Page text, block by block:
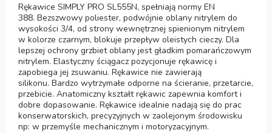
Rękawice SIMPLY PRO SL555N, spełniają normy EN
388. Bezszwowy poliester, podwójnie oblany nitrylem do
wysokości 3/4, od strony wewnętrznej spienionym nitrylem
w kolorze czarnym, blokuje przepływ oleistych cieczy. Dla
lepszej ochrony grzbiet oblany jest gładkim pomarańczowym
nitrylem. Elastyczny ściągacz pozycjonuje rękawicę i
zapobiega jej zsuwaniu. Rękawice nie zawierają
silikonu. Bardzo wytrzymałe odporne na ścieranie, przetarcie,
przebicie. Anatomiczny kształt rękawic zapewnia komfort i
dobre dopasowanie. Rękawice idealnie nadają się do prac
konserwatorskich, precyzyjnych w zaolejonym środowisku
np: w przemyśle mechanicznym i motoryzacyjnym.